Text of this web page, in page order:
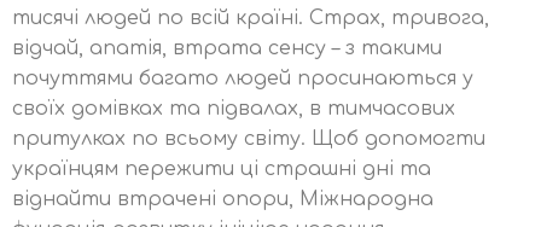
тисячі людей по всій країні. Страх, тривога,
відчай, апатія, втрата сенсу – з такими
почуттями багато людей просинаються у
своїх домівках та підвалах, в тимчасових
притулках по всьому світу. Щоб допомогти
українцям пережити ці страшні дні та
віднайти втрачені опори, Міжнародна